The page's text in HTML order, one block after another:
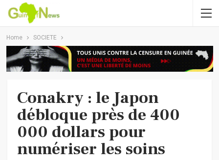
Home SOCIETE
Conakry : le Japon
débloque près de 400
000 dollars pour
numériser les soins